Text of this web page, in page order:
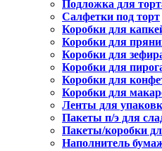
Подложка для
Салфетки под торт
Коробки для
Коробки для
Коробки для
Коробки для
Коробки для
Коробки для
Ленты для
Пакеты п/э для
Пакеты/коробки
Наполнитель